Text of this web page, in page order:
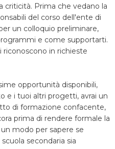
criticità. Prima che vedano la
del corso dell'ente di
un colloquio preliminare,
e come supportarti.
in richieste
opportunità disponibili,
e i tuoi altri progetti, avrai un
di formazione confacente,
prima di rendere formale la
modo per sapere se
secondaria sia